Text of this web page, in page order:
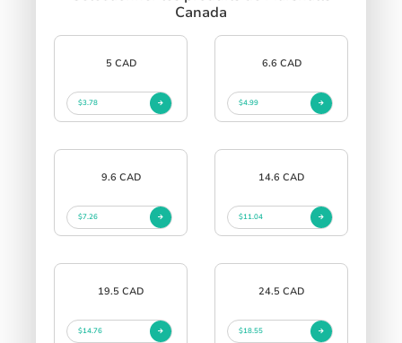
Canada
5 CAD
$3.78
6.6 CAD
$4.99
9.6 CAD
$7.26
14.6 CAD
$11.04
19.5 CAD
$14.76
24.5 CAD
$18.55